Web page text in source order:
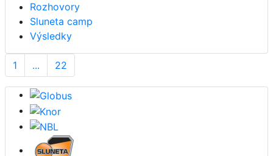
Rozhovory
Sluneta camp
Výsledky
1 ... 22